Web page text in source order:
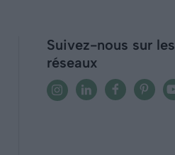
Suivez-nous sur les
réseaux